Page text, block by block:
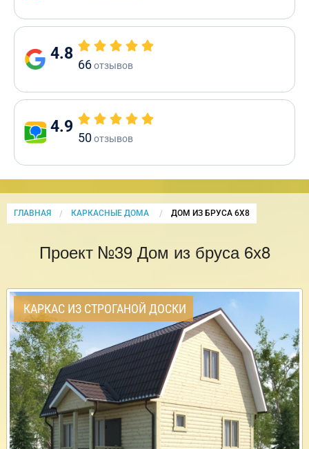
4.8
66отзывов
4.9
50отзывов
ГЛАВНАЯ КАРКАСНЫЕ ДОМА CURRENT:
ДОМ ИЗ БРУСА 6Х8
Проект №39 Дом из бруса 6х8
КАРКАС ИЗ СТРОГАНОЙ ДОСКИ